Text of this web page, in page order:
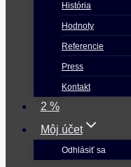
História
Hodnoty
Referencie
Press
Kontakt
2 %
Môj účet
Odhlásiť sa